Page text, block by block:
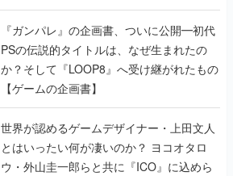
書】
『ガンパレ』の企画書、ついに公開━初代
PSの伝説的タイトルは、なぜ生まれたの
か？そして『LOOP8』へ受け継がれたもの
【ゲームの企画書】
世界が認めるゲームデザイナー・上田文人
とはいったい何が凄いのか？ ヨコオタロ
ウ・外山圭一郎らと共に『ICO』に込めら